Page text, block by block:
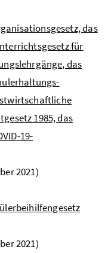
das
für
das
1985, das
19-
2021)
2021)